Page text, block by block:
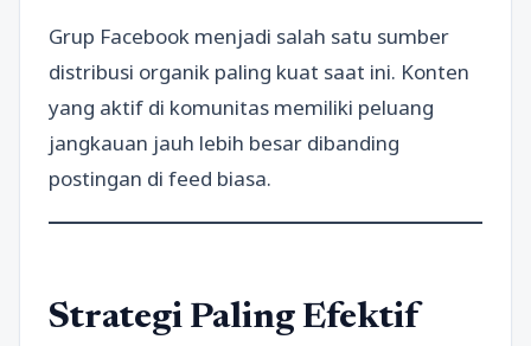
Grup Facebook menjadi salah satu sumber
distribusi organik paling kuat saat ini. Konten
yang aktif di komunitas memiliki peluang
jangkauan jauh lebih besar dibanding
postingan di feed biasa.
Strategi Paling Efektif